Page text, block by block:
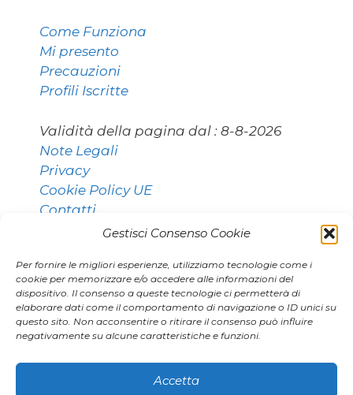
Gestisci Consenso Cookie
Per fornire le migliori esperienze, utilizziamo tecnologie come i
cookie per memorizzare e/o accedere alle informazioni del
dispositivo. Il consenso a queste tecnologie ci permetterà di
elaborare dati come il comportamento di navigazione o ID unici su
questo sito. Non acconsentire o ritirare il consenso può influire
negativamente su alcune caratteristiche e funzioni.
Accetta
Come Funziona
Mi presento
Precauzioni
Profili Iscritte
Validità della pagina dal : 8-8-2026
Note Legali
Privacy
Cookie Policy UE
Contatti
Contatti:
011 9531768 [Torino]
agenzia.marianna@gmail.com